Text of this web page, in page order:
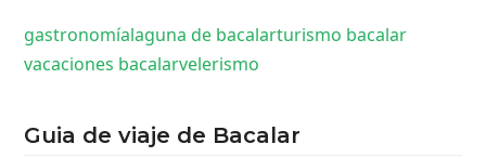
gastronomíalaguna de bacalarturismo bacalar
vacaciones bacalarvelerismo
Guia de viaje de Bacalar